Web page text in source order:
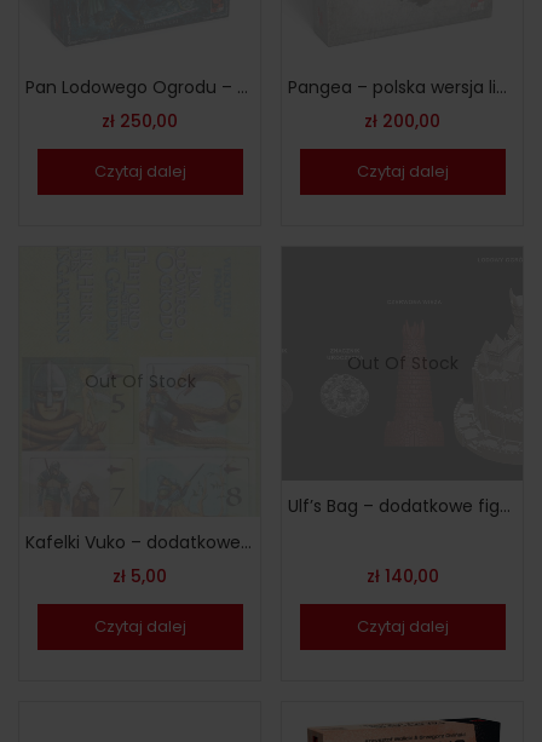
Pan Lodowego Ogrodu – druga limitowana edycja [PL]
zł 250,00
Czytaj dalej
Pangea – polska wersja limitowana
zł 200,00
Czytaj dalej
Out Of Stock
Kafelki Vuko – dodatkowe żetony do gry
zł 5,00
Czytaj dalej
Out Of Stock
Ulf’s Bag – dodatkowe figurki
zł140,00
Czytaj dalej